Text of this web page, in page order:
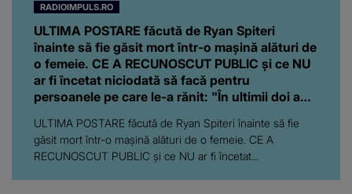
RADIOIMPULS.RO
ULTIMA POSTARE făcută de Ryan Spiteri
înainte să fie găsit mort într-o maşină alături de
o femeie. CE A RECUNOSCUT PUBLIC şi ce NU
ar fi încetat niciodată să facă pentru
persoanele pe care le-a rănit: "În ultimii doi ani,
ULTIMA POSTARE făcută de Ryan Spiteri înainte să fie
găsit mort într-o maşină alături de o femeie. CE A
RECUNOSCUT PUBLIC şi ce NU ar fi încetat...